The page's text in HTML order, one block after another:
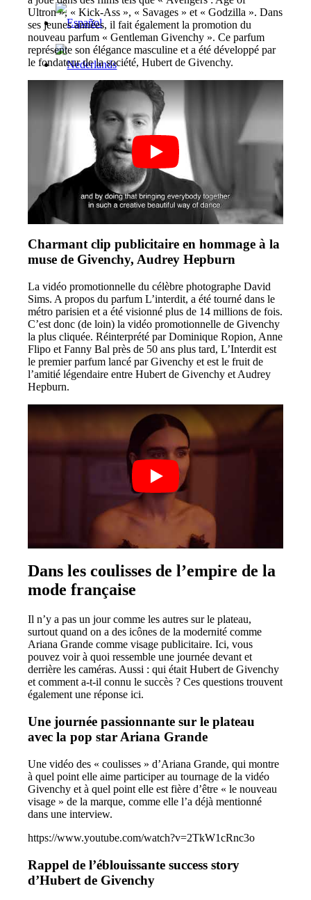
Menu Menu
Ultron », « Kick-Ass », « Savages » et « Godzilla ». Dans
ses jeunes années, il fait également la promotion du
nouveau parfum « Gentleman Givenchy ». Ce parfum
représente son élégance masculine et a été développé par
le fondateur de la société, Hubert de Givenchy.
Charmant clip publicitaire en hommage à la
muse de Givenchy, Audrey Hepburn
La vidéo promotionnelle du célèbre photographe David
Sims. A propos du parfum L’interdit, a été tourné dans le
métro parisien et a été visionné plus de 14 millions de fois.
C’est donc (de loin) la vidéo promotionnelle de Givenchy
la plus cliquée. Réinterprété par Dominique Ropion, Anne
Flipo et Fanny Bal près de 50 ans plus tard, L’Interdit est
le premier parfum lancé par Givenchy et est le fruit de
l’amitié légendaire entre Hubert de Givenchy et Audrey
Hepburn.
Dans les coulisses de l’empire de la
mode française
Il n’y a pas un jour comme les autres sur le plateau,
surtout quand on a des icônes de la modernité comme
Ariana Grande comme visage publicitaire. Ici, vous
pouvez voir à quoi ressemble une journée devant et
derrière les caméras. Aussi : qui était Hubert de Givenchy
et comment a-t-il connu le succès ? Ces questions trouvent
également une réponse ici.
Une journée passionnante sur le plateau
avec la pop star Ariana Grande
Une vidéo des « coulisses » d’Ariana Grande, qui montre
à quel point elle aime participer au tournage de la vidéo
Givenchy et à quel point elle est fière d’être « le nouveau
visage » de la marque, comme elle l’a déjà mentionné
dans une interview.
https://www.youtube.com/watch?v=2TkW1cRnc3o
Rappel de l’éblouissante success story
d’Hubert de Givenchy